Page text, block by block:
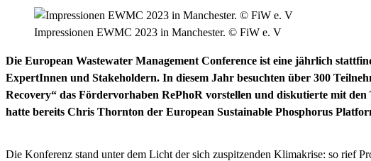
Impressionen EWMC 2023 in Manchester. © FiW e. V
Die European Wastewater Management Conference ist eine jährlich
ExpertInnen und Stakeholdern. In diesem Jahr besuchten über 300
Recovery“ das Fördervorhaben RePhoR vorstellen und diskutierte mit
hatte bereits Chris Thornton der European Sustainable Phosphorus
Die Konferenz stand unter dem Licht der sich zuspitzenden Klimakrise: so rief